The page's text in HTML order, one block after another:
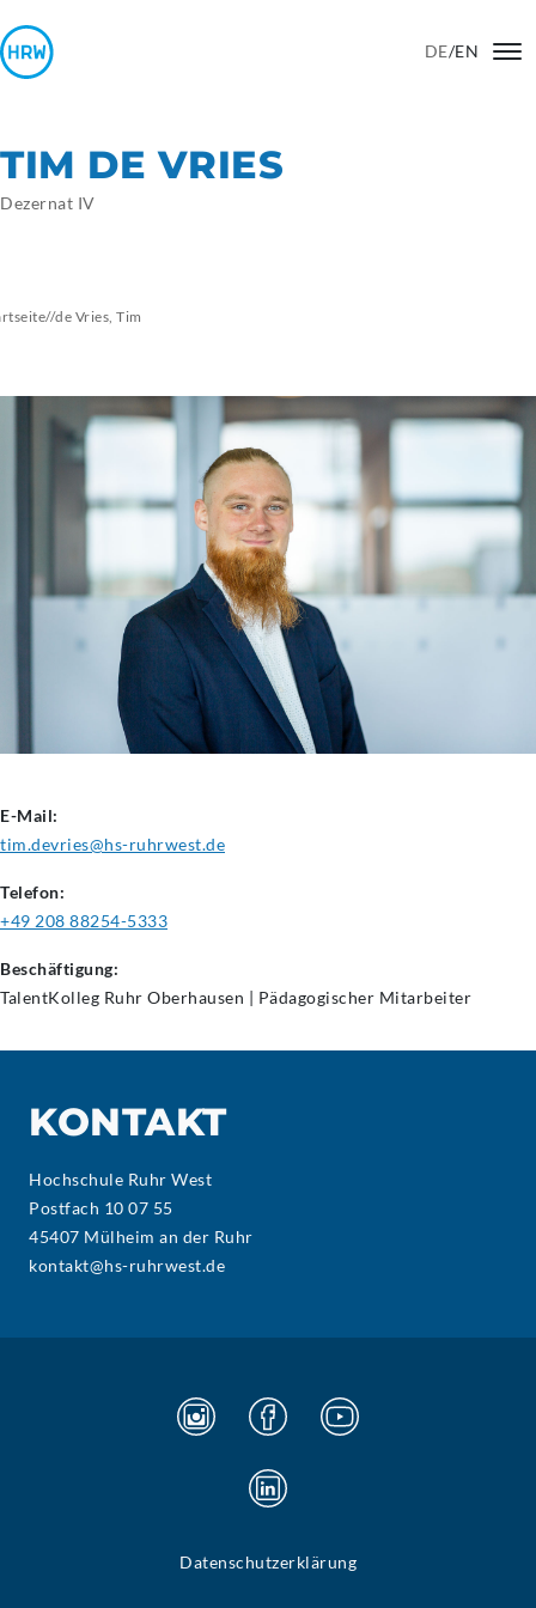
DE/EN
TIM DE VRIES
Dezernat IV
//de Vries, Tim
E-Mail:
tim.devries@hs-ruhrwest.de
Telefon:
+49 208 88254-5333
Beschäftigung:
TalentKolleg Ruhr Oberhausen | Pädagogischer Mitarbeiter
KONTAKT
Hochschule Ruhr West
Postfach 10 07 55
45407 Mülheim an der Ruhr
kontakt@hs-ruhrwest.de
Datenschutzerklärung